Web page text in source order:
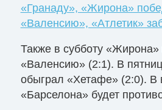
«Гранаду», «Жирона»
«Валенсию», «Атлетик»
Также в субботу
«Валенсию» (2:1). В
обыграл «Хетафе» (2:0). В
«Барселона» будет